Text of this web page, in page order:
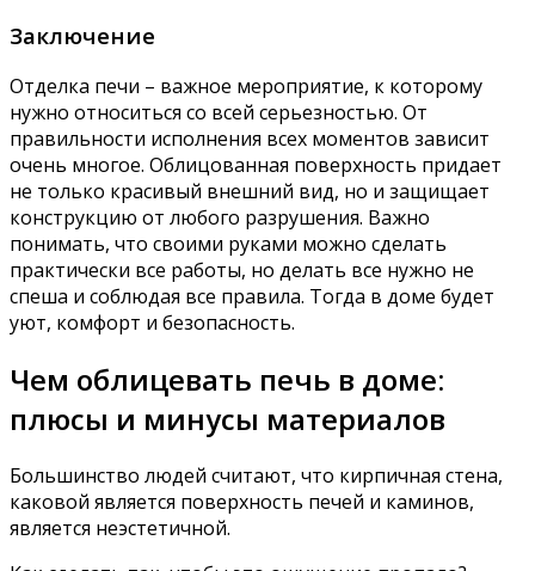
Заключение
Отделка печи – важное мероприятие, к которому
нужно относиться со всей серьезностью. От
правильности исполнения всех моментов зависит
очень многое. Облицованная поверхность придает
не только красивый внешний вид, но и защищает
конструкцию от любого разрушения. Важно
понимать, что своими руками можно сделать
практически все работы, но делать все нужно не
спеша и соблюдая все правила. Тогда в доме будет
уют, комфорт и безопасность.
Чем облицевать печь в доме:
плюсы и минусы материалов
Большинство людей считают, что кирпичная стена,
каковой является поверхность печей и каминов,
является неэстетичной.